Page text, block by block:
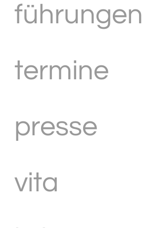
führungen
termine
presse
vita